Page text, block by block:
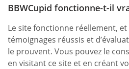
BBWCupid fonctionne-t-il
Le site fonctionne réellement,
témoignages réussis et
le prouvent. Vous pouvez le
en visitant ce site et en créant